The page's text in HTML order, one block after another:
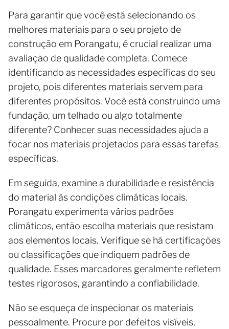
Para garantir que você está selecionando os
melhores materiais para o seu projeto de
construção em Porangatu, é crucial realizar uma
avaliação de qualidade completa. Comece
identificando as necessidades específicas do seu
projeto, pois diferentes materiais servem para
diferentes propósitos. Você está construindo uma
fundação, um telhado ou algo totalmente
diferente? Conhecer suas necessidades ajuda a
focar nos materiais projetados para essas tarefas
específicas.
Em seguida, examine a durabilidade e resistência
do material às condições climáticas locais.
Porangatu experimenta vários padrões
climáticos, então escolha materiais que resistam
aos elementos locais. Verifique se há certificações
ou classificações que indiquem padrões de
qualidade. Esses marcadores geralmente refletem
testes rigorosos, garantindo a confiabilidade.
Não se esqueça de inspecionar os materiais
pessoalmente. Procure por defeitos visíveis,